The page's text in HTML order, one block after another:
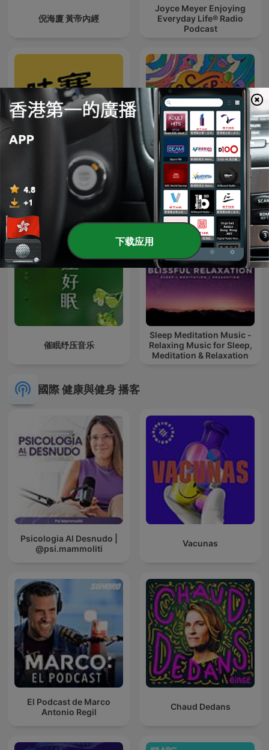
倪海廈 黃帝內經
Joyce Meyer Enjoying
Everyday Life® Radio
Podcast
哇賽心理學
Sleep Magic: Sleep
Hypnosis & Meditation for
Sleep Podcast
催眠纾压音乐
Sleep Meditation Music -
Relaxing Music for Sleep,
Meditation & Relaxation
國際 健康與健身 播客
Psicologia Al Desnudo |
@psi.mammoliti
Vacunas
El Podcast de Marco
Antonio Regil
Chaud Dedans
下载应用